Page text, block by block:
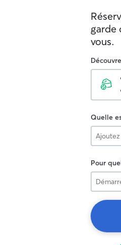
garde
vous.
Quelle
Pour
Démarrer